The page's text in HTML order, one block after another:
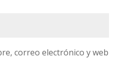
correo electrónico y web